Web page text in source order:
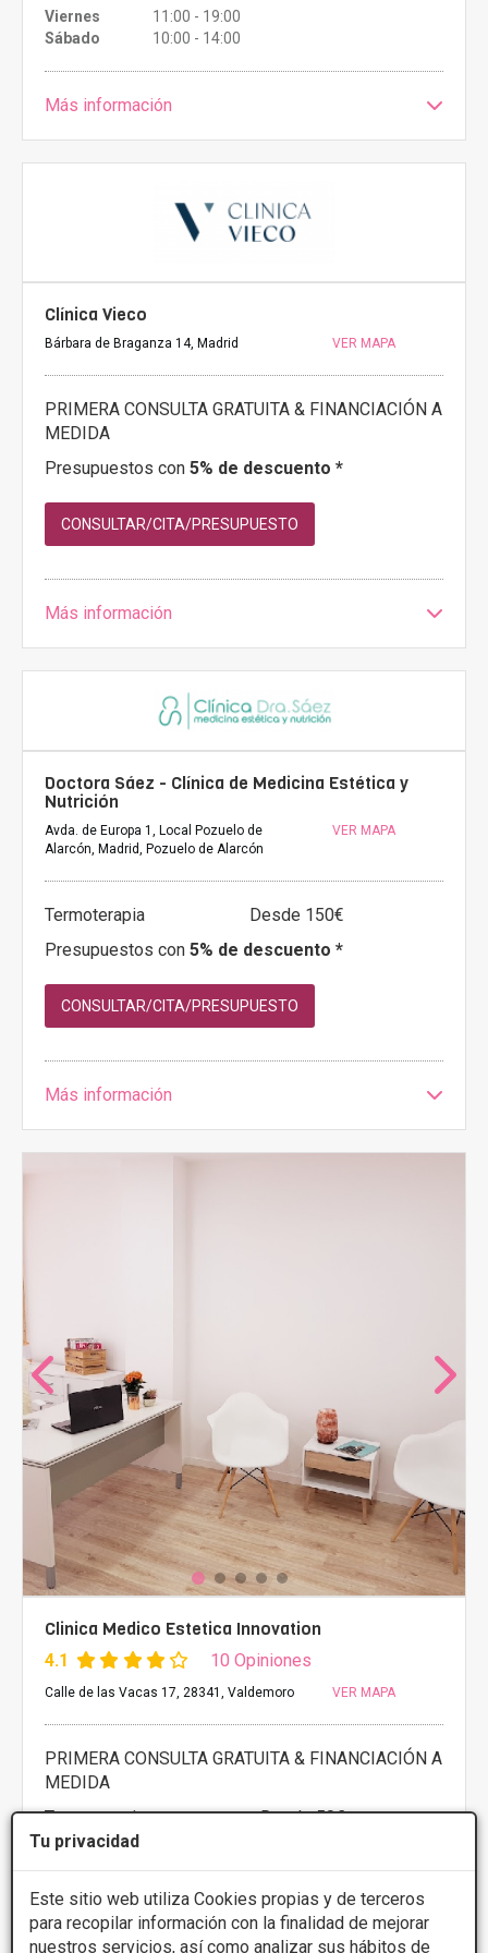
Tu privacidad
Este sitio web utiliza Cookies propias y de terceros
para recopilar información con la finalidad de mejorar
nuestros servicios, así como analizar sus hábitos de
Viernes
11:00 - 19:00
Sábado
10:00 - 14:00
Más información
Clínica Vieco
Bárbara de Braganza 14, Madrid VER MAPA
PRIMERA CONSULTA GRATUITA & FINANCIACIÓN A
MEDIDA
Presupuestos con 5% de descuento *
CONSULTAR/CITA/PRESUPUESTO
Más información
Doctora Sáez - Clínica de Medicina Estética y
Nutrición
Avda. de Europa 1, Local Pozuelo de
Alarcón, Madrid, Pozuelo de Alarcón
VER MAPA
Termoterapia
Desde 150€
Presupuestos con 5% de descuento *
CONSULTAR/CITA/PRESUPUESTO
Más información
Clinica Medico Estetica Innovation
4.1 10 Opiniones
Calle de las Vacas 17, 28341, Valdemoro VER MAPA
PRIMERA CONSULTA GRATUITA & FINANCIACIÓN A
MEDIDA
Termoterapia
Desde 50€
Presupuestos con
CONSULTAR/CITA/PRESUPUESTO